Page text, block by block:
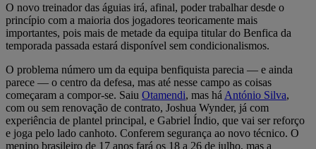
O novo treinador das águias irá, afinal, poder trabalhar desde o
princípio com a maioria dos jogadores teoricamente mais
importantes, pois mais de metade da equipa titular do Benfica da
temporada passada estará disponível sem condicionalismos.
O problema número um da equipa benfiquista parecia — e ainda
parece — o centro da defesa, mas até nesse campo as coisas
começaram a compor-se. Saiu Otamendi, mas há António Silva,
com ou sem renovação de contrato, Joshua Wynder, já com
experiência de plantel principal, e Gabriel Índio, que vai ser reforço
e joga pelo lado canhoto. Conferem segurança ao novo técnico. O
menino brasileiro de 17 anos fará os 18 a 26 de julho, mas a